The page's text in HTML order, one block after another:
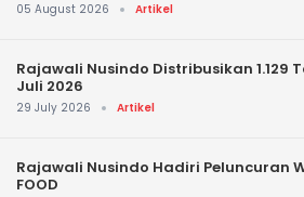
05 August 2026 Artikel
Rajawali Nusindo Distribusikan 1.129
Juli 2026
29 July 2026 Artikel
Rajawali Nusindo Hadiri Peluncuran
FOOD